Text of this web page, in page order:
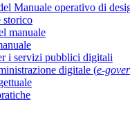
Manuale operativo di
storico
manuale
i servizi pubblici digitali
digitale (e-